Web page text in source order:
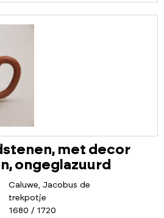
met decor
ongeglazuurd
Caluwe, Jacobus de
trekpotje
1680 / 1720